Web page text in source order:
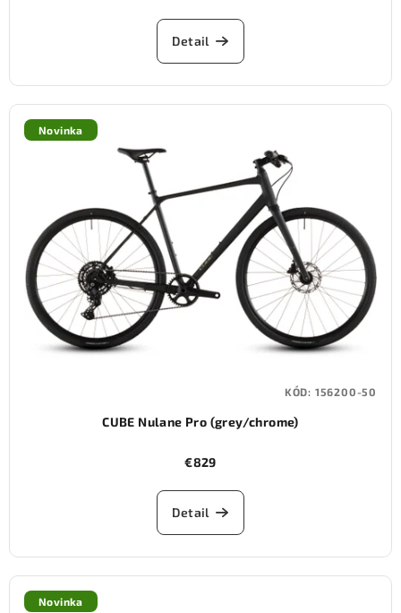
Detail
Novinka
CUBE Nulane Pro (grey/chrome)
€829
Detail
KÓD: 156200-50
Novinka